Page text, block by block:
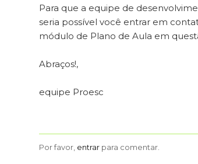
Para que a equipe de
seria possível você entrar em
módulo de Plano de Aula em
Abraços!,
equipe Proesc
Por favor, entrar para comentar.